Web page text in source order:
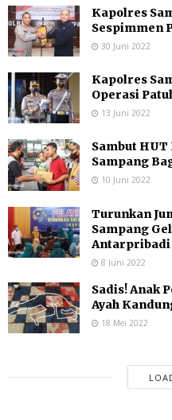
Kapolres
Sespimmen
30 Juni 2022
Kapolres
Operasi
13 Juni 2022
Sambut
Sampang
10 Juni 2022
Turunkan
Sampang
Antarpribadi
8 Juni 2022
Sadis! Anak
Ayah
18 Mei 2022